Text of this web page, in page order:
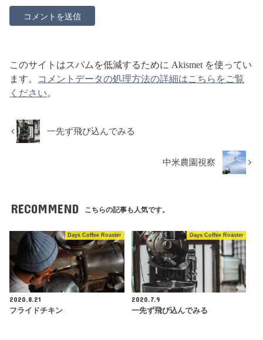
このサイトはスパムを低減するために Akismet を使ってい
ます。 コメントデータの処理方法の詳細はこちらをご覧
ください。
一先ず飛び込んでみる
中米農園視察
RECOMMEND こちらの記事も人気です。
Days Coffee Roaster
2020.8.21
フライドチキン
Days Coffee Roaster
2020.7.9
一先ず飛び込んでみる